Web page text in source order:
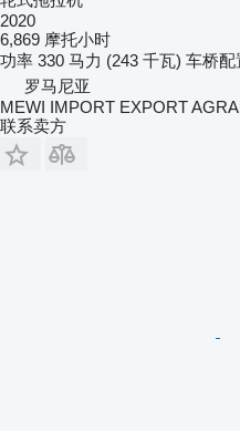
2020
6,869 摩托小时
功率 330 马力 (243 千瓦) 车桥配
罗马尼亚
MEWI IMPORT EXPORT
联系卖方